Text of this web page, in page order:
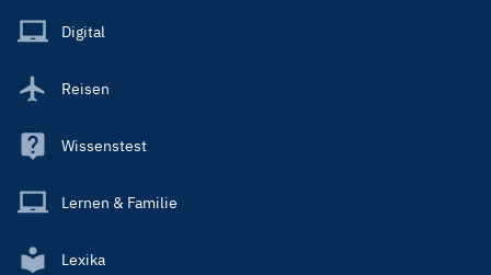
Main
Digital
Reisen
Wissenstest
Lernen & Familie
Lexika